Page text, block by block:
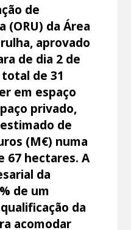
de
(ORU) da Área
aprovado
de dia 2 de
de 31
em espaço
privado,
de
(M€) numa
67 hectares. A
da
de um
da
acomodar